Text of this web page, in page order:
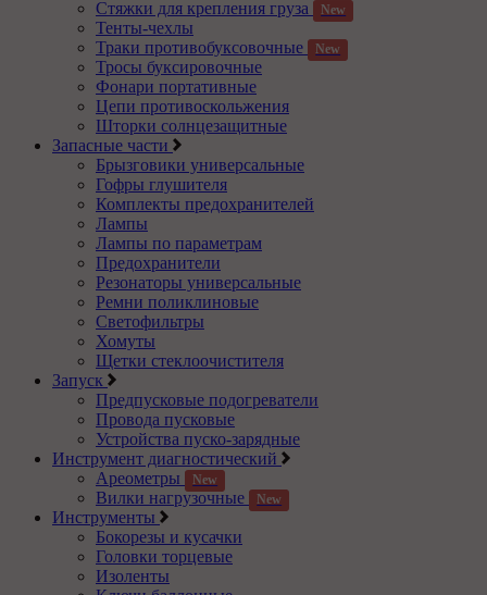
Стяжки для крепления груза
New
Тенты-чехлы
Траки противобуксовочные
New
Тросы буксировочные
Фонари портативные
Цепи противоскольжения
Шторки солнцезащитные
Запасные части
Брызговики универсальные
Гофры глушителя
Комплекты предохранителей
Лампы
Лампы по параметрам
Предохранители
Резонаторы универсальные
Ремни поликлиновые
Светофильтры
Хомуты
Щетки стеклоочистителя
Запуск
Предпусковые подогреватели
Провода пусковые
Устройства пуско-зарядные
Инструмент диагностический
Ареометры
New
Вилки нагрузочные New
Инструменты
Бокорезы и кусачки
Головки торцевые
Изоленты